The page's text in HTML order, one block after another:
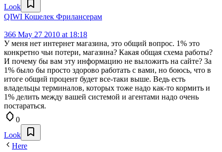
Look
QIWI Кошелек Фрилансерам
366 May 27 2010 at 18:18
У меня нет интернет магазина, это общий вопрос. 1% это
конкретно чьи потери, магазина? Какая общая схема работы?
И почему бы вам эту информацию не выложить на сайте? За
1% было бы просто здорово работать с вами, но боюсь, что в
итоге общий процент будет все-таки выше. Ведь есть
владельцы терминалов, которых тоже надо как-то кормить и
1% делить между вашей системой и агентами надо очень
постараться.
0
Look
Here